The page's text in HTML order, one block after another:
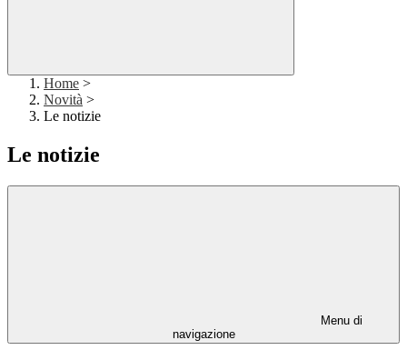
Home >
Novità >
Le notizie
Le notizie
Menu di
navigazione